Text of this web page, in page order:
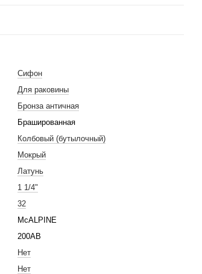
Сифон
Для раковины
Бронза античная
Брашированная
Колбовый (бутылочный)
Мокрый
Латунь
1 1/4"
32
McALPINE
200AB
Нет
Нет